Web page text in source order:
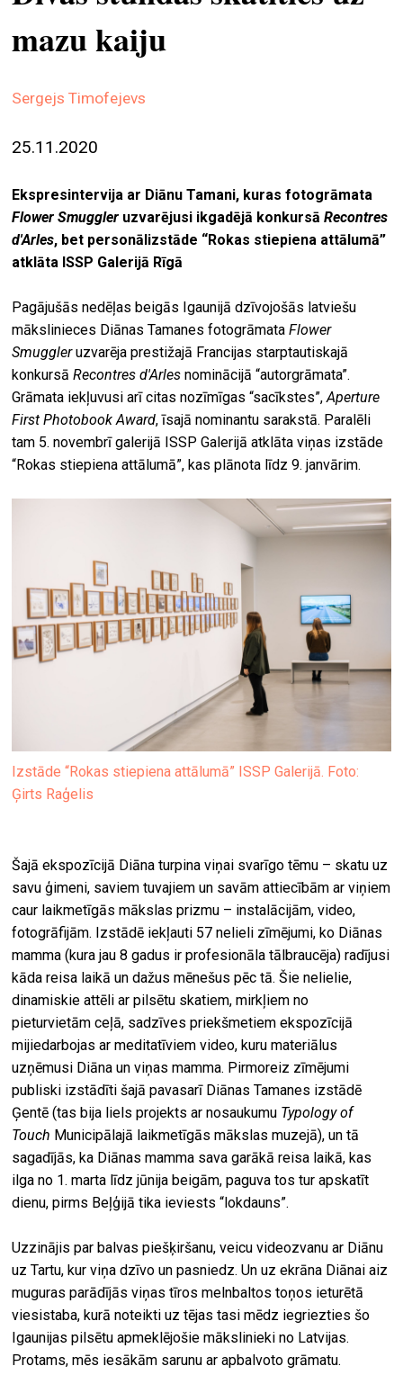
meklēt
mazu kaiju
Sergejs Timofejevs
25.11.2020
Ekspresintervija ar Diānu Tamani, kuras fotogrāmata
Flower Smuggler uzvarējusi ikgadējā konkursāRecontres
d'Arles, bet personālizstāde “Rokas stiepiena attālumā”
atklāta ISSP Galerijā Rīgā
Pagājušās nedēļas beigās Igaunijā dzīvojošās latviešu
mākslinieces Diānas Tamanes fotogrāmataFlower
Smuggleruzvarēja prestižajā Francijas starptautiskajā
konkursāRecontres d'Arles nominācijā “autorgrāmata”.
Grāmata iekļuvusi arī citas nozīmīgas “sacīkstes”,Aperture
First Photobook Award, īsajā nominantu sarakstā. Paralēli
tam 5. novembrī galerijā ISSP Galerijā atklāta viņas izstāde
“Rokas stiepiena attālumā”, kas plānota līdz 9. janvārim.
Izstāde “Rokas stiepiena attālumā” ISSP Galerijā. Foto:
Ģirts Raģelis
Šajā ekspozīcijā Diāna turpina viņai svarīgo tēmu – skatu uz
savu ģimeni, saviem tuvajiem un savām attiecībām ar viņiem
caur laikmetīgās mākslas prizmu – instalācijām, video,
fotogrāfijām. Izstādē iekļauti 57 nelieli zīmējumi, ko Diānas
mamma (kura jau 8 gadus ir profesionāla tālbraucēja) radījusi
kāda reisa laikā un dažus mēnešus pēc tā. Šie nelielie,
dinamiskie attēli ar pilsētu skatiem, mirkļiem no
pieturvietām ceļā, sadzīves priekšmetiem ekspozīcijā
mijiedarbojas ar meditatīviem video, kuru materiālus
uzņēmusi Diāna un viņas mamma. Pirmoreiz zīmējumi
publiski izstādīti šajā pavasarī Diānas Tamanes izstādē
Ģentē (tas bija liels projekts ar nosaukumu Typology of
Touch Municipālajā laikmetīgās mākslas muzejā), un tā
sagadījās, ka Diānas mamma sava garākā reisa laikā, kas
ilga no 1. marta līdz jūnija beigām, paguva tos tur apskatīt
dienu, pirms Beļģijā tika ieviests “lokdauns”.
Uzzinājis par balvas piešķiršanu, veicu videozvanu ar Diānu
uz Tartu, kur viņa dzīvo un pasniedz. Un uz ekrāna Diānai aiz
muguras parādījās viņas tīros melnbaltos toņos ieturētā
viesistaba, kurā noteikti uz tējas tasi mēdz iegriezties šo
Igaunijas pilsētu apmeklējošie mākslinieki no Latvijas.
Protams, mēs iesākām sarunu ar apbalvoto grāmatu.